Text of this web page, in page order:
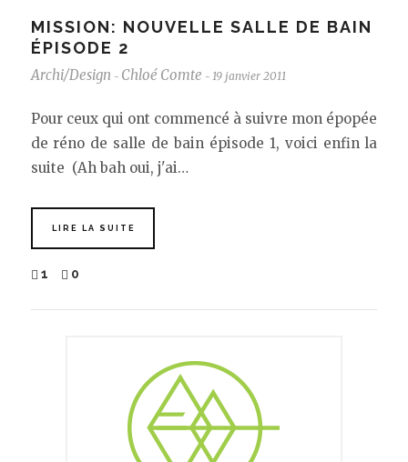
MISSION: NOUVELLE SALLE DE BAIN
ÉPISODE 2
Archi/Design - Chloé Comte - 19 janvier 2011
Pour ceux qui ont commencé à suivre mon épopée
de réno de salle de bain épisode 1, voici enfin la
suite (Ah bah oui, j'ai…
LIRE LA SUITE
1 0